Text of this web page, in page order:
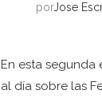
porJose
En esta segunda
al día sobre las